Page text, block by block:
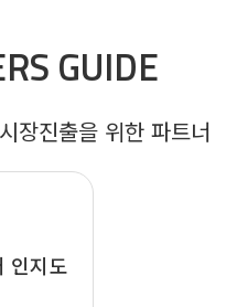
GUIDE
장진출을 위한 파트너
인지도